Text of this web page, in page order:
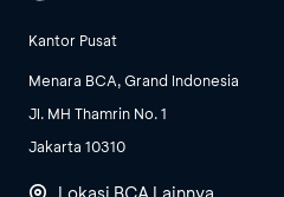
Kantor Pusat
Menara BCA, Grand Indonesia
Jl. MH Thamrin No. 1
Jakarta 10310